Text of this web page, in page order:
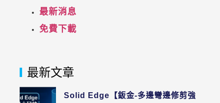
最新消息
免費下載
最新文章
Solid Edge【鈑金-多邊彎邊修剪強